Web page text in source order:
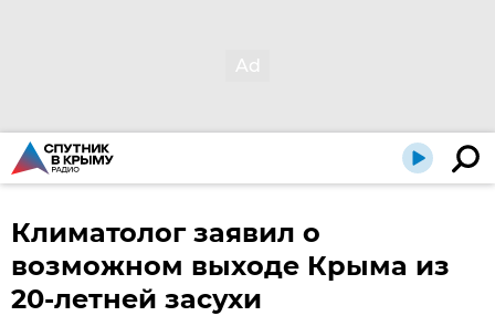
Климатолог заявил о
возможном выходе Крыма из
20-летней засухи